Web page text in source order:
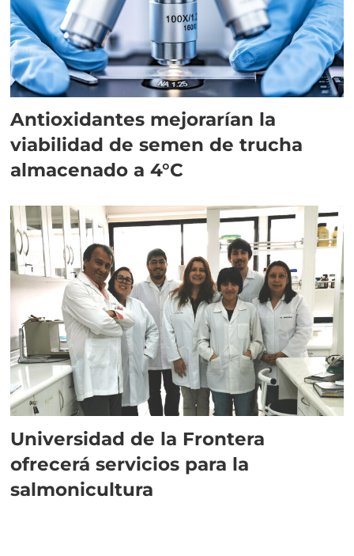
Antioxidantes mejorarían la
viabilidad de semen de trucha
almacenado a 4°C
Universidad de la Frontera
ofrecerá servicios para la
salmonicultura